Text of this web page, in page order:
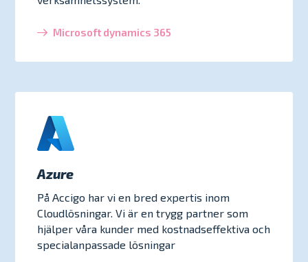
Microsoft dynamics 365
Azure
På Accigo har vi en bred expertis inom
Cloudlösningar. Vi är en trygg partner som
hjälper våra kunder med kostnadseffektiva och
specialanpassade lösningar